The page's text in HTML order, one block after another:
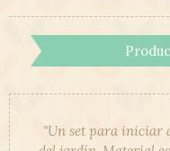
"Un set para iniciar